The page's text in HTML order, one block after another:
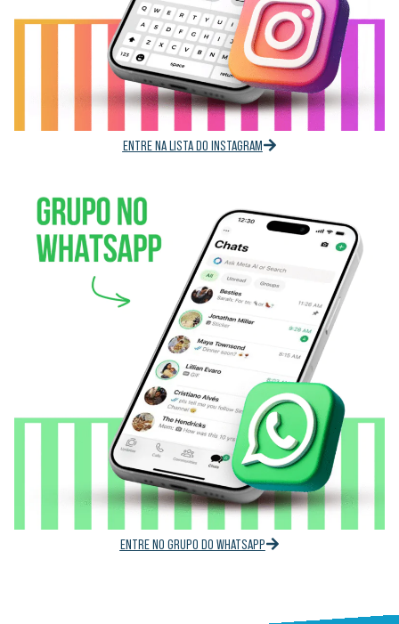
ENTRE NA LISTA DO INSTAGRAM
ENTRE NO GRUPO DO WHATSAPP